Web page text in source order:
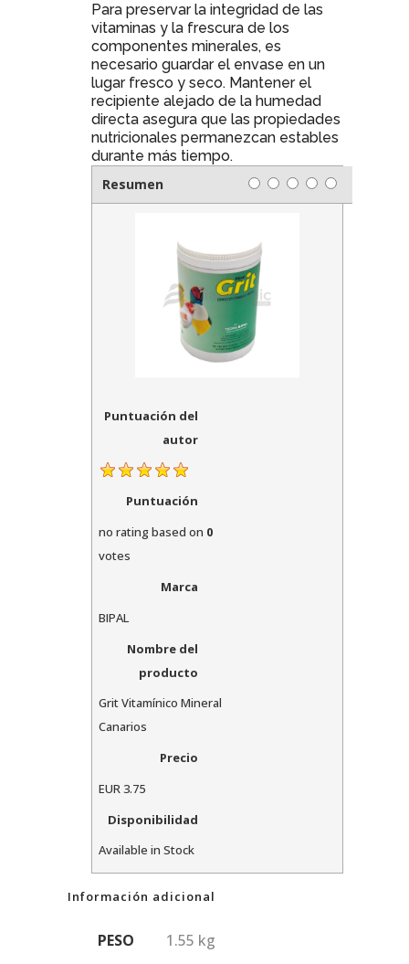
Para preservar la integridad de las
vitaminas y la frescura de los
componentes minerales, es
necesario guardar el envase en un
lugar fresco y seco. Mantener el
recipiente alejado de la humedad
directa asegura que las propiedades
nutricionales permanezcan estables
durante más tiempo.
Resumen
Puntuación del
autor
Puntuación
no ratingbased on 0
votes
Marca
BIPAL
Nombre del
producto
Grit Vitamínico Mineral
Canarios
Precio
EUR3.75
Disponibilidad
Available in Stock
Información adicional
PESO
1.55 kg